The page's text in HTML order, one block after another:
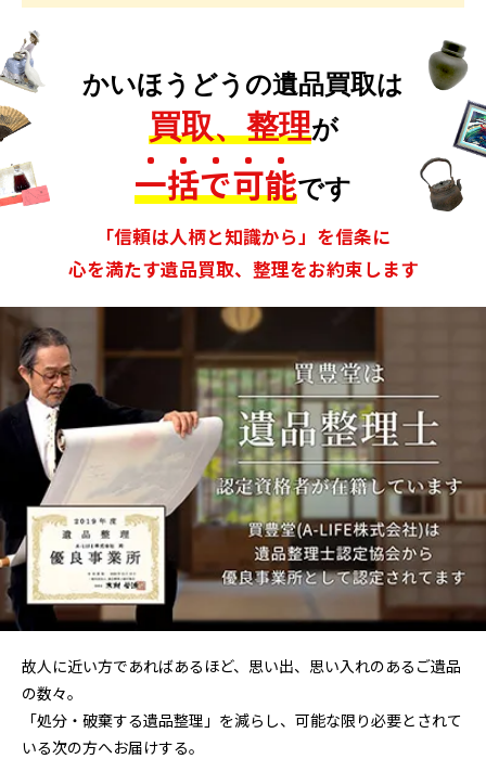
かいほうどうの遺品買取は
買取、整理が
一括で可能です
「信頼は人柄と知識から」を信条に
心を満たす遺品買取、整理をお約束します
故人に近い方であればあるほど、思い出、思い入れのあるご遺品
の数々。
「処分・破棄する遺品整理」を減らし、可能な限り必要とされて
いる次の方へお届けする。